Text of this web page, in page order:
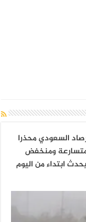
السعودي محذرا
ومنخفض
ابتداء من اليوم